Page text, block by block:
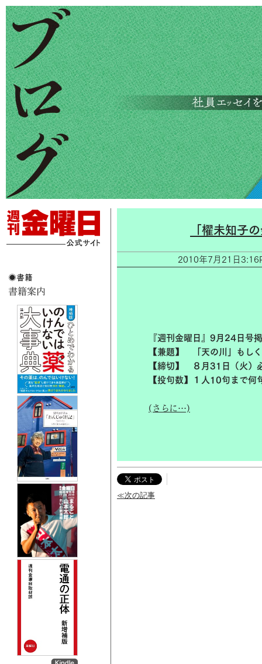
「櫂未知子
2010年7月21日
『週刊金曜日』9月24日号
【兼題】 「天の川」もし
【締切】 ８月31日（火）
【投句数】１人10句まで何
(さらに…)
≪次の記事